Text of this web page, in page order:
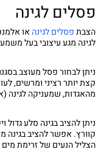
פסלים לגינה
הצבתפסלים לגינה או
לגינה מגע עיצובי בעל
ניתן לבחור פסל מעוצב
קצת יותר רציני ומרשים,
מהאגדות, שמעניקה לגינה
ניתן להציב בגינה סלע גדול
קוורץ. אפשר להציב בגינה
הצליל הנעים של זרימת